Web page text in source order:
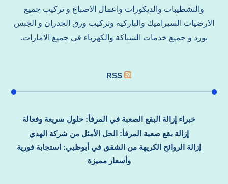
والتشطيبات والديكورات واعمال الاصباغ و تركيب جميع
الارضيات السيراميك والباركيه وتركيب ورق الجدران و الجبس
بورد و جميع خدمات السباكة والكهرباء في جميع الامارات.
RSS
خبراء إزالة البقع الصعبة في المرفأ: حلول سريعة وفعالة
إزالة بقع صعبة المرفأ: الحل الأمثل من شركة الهدي
إزالة الروائح الكريهة من الشقق في أبوظبي: استجابة فورية
وأسعار مميزة